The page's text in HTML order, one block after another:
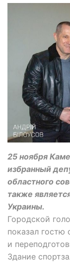
25 ноября
избранный
областного
также
Украины.
Городской
показал гостю
и
Здание